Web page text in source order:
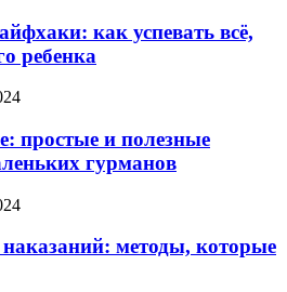
как успевать всё,
ребенка
простые и полезные
гурманов
наказаний: методы, которые